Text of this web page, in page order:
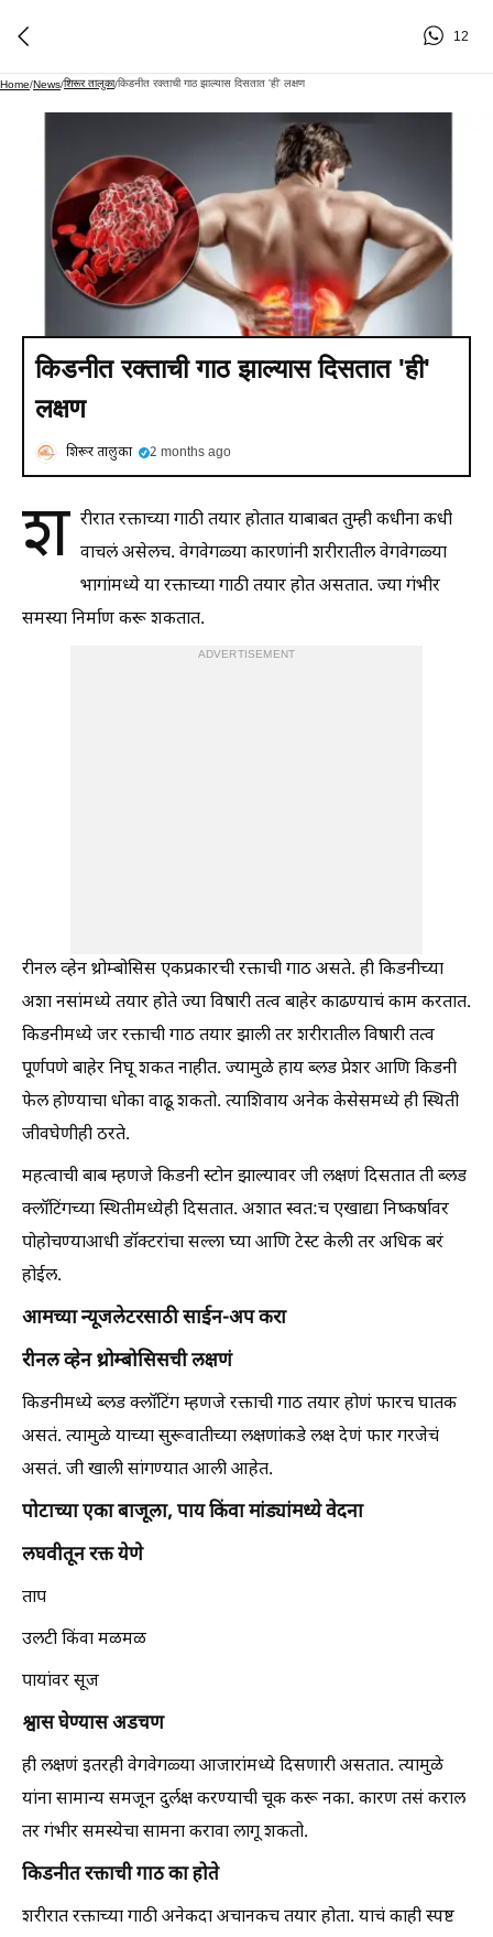
12
Home/News/शिरूर तालुका/किडनीत रक्ताची गाठ झाल्यास दिसतात 'ही' लक्षण
किडनीत रक्ताची गाठ झाल्यास दिसतात 'ही'
लक्षण
शिरूर तालुका 2 months ago
श रीरात रक्ताच्या गाठी तयार होतात याबाबत तुम्ही कधीना कधी
वाचलं असेलच. वेगवेगळ्या कारणांनी शरीरातील वेगवेगळ्या
भागांमध्ये या रक्ताच्या गाठी तयार होत असतात. ज्या गंभीर
समस्या निर्माण करू शकतात.
ADVERTISEMENT
रीनल व्हेन थ्रोम्बोसिस एकप्रकारची रक्ताची गाठ असते. ही किडनीच्या
अशा नसांमध्ये तयार होते ज्या विषारी तत्व बाहेर काढण्याचं काम करतात.
किडनीमध्ये जर रक्ताची गाठ तयार झाली तर शरीरातील विषारी तत्व
पूर्णपणे बाहेर निघू शकत नाहीत. ज्यामुळे हाय ब्लड प्रेशर आणि किडनी
फेल होण्याचा धोका वाढू शकतो. त्याशिवाय अनेक केसेसमध्ये ही स्थिती
जीवघेणीही ठरते.
महत्वाची बाब म्हणजे किडनी स्टोन झाल्यावर जी लक्षणं दिसतात ती ब्लड
क्लॉटिंगच्या स्थितीमध्येही दिसतात. अशात स्वत:च एखाद्या निष्कर्षावर
पोहोचण्याआधी डॉक्टरांचा सल्ला घ्या आणि टेस्ट केली तर अधिक बरं
होईल.
आमच्या न्यूजलेटरसाठी साईन-अप करा
रीनल व्हेन थ्रोम्बोसिसची लक्षणं
किडनीमध्ये ब्लड क्लॉटिंग म्हणजे रक्ताची गाठ तयार होणं फारच घातक
असतं. त्यामुळे याच्या सुरूवातीच्या लक्षणांकडे लक्ष देणं फार गरजेचं
असतं. जी खाली सांगण्यात आली आहेत.
पोटाच्या एका बाजूला, पाय किंवा मांड्यांमध्ये वेदना
लघवीतून रक्त येणे
ताप
उलटी किंवा मळमळ
पायांवर सूज
श्वास घेण्यास अडचण
ही लक्षणं इतरही वेगवेगळ्या आजारांमध्ये दिसणारी असतात. त्यामुळे
यांना सामान्य समजून दुर्लक्ष करण्याची चूक करू नका. कारण तसं कराल
तर गंभीर समस्येचा सामना करावा लागू शकतो.
किडनीत रक्ताची गाठ का होते
शरीरात रक्ताच्या गाठी अनेकदा अचानकच तयार होता. याचं काही स्पष्ट